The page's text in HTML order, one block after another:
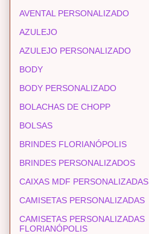
AVENTAL PERSONALIZADO
AZULEJO
AZULEJO PERSONALIZADO
BODY
BODY PERSONALIZADO
BOLACHAS DE CHOPP
BOLSAS
BRINDES FLORIANÓPOLIS
BRINDES PERSONALIZADOS
CAIXAS MDF PERSONALIZADAS
CAMISETAS PERSONALIZADAS
CAMISETAS PERSONALIZADAS
FLORIANÓPOLIS